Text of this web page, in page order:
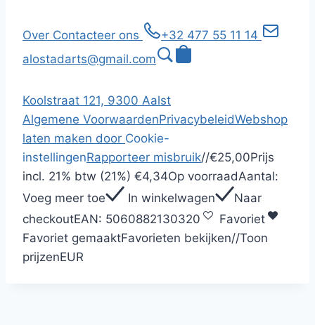
Over Contacteer ons
+32 477 55 11 14
alostadarts@gmail.com
Koolstraat 121, 9300 Aalst
Algemene VoorwaardenPrivacybeleidWebshop
laten maken door Cookie-
instellingenRapporteer misbruik//€25,00Prijs
incl. 21% btw (21%) €4,34Op voorraadAantal:
Voeg meer toe
In winkelwagen
Naar
checkoutEAN: 5060882130320
Favoriet
Favoriet gemaaktFavorieten bekijken//Toon
prijzenEUR